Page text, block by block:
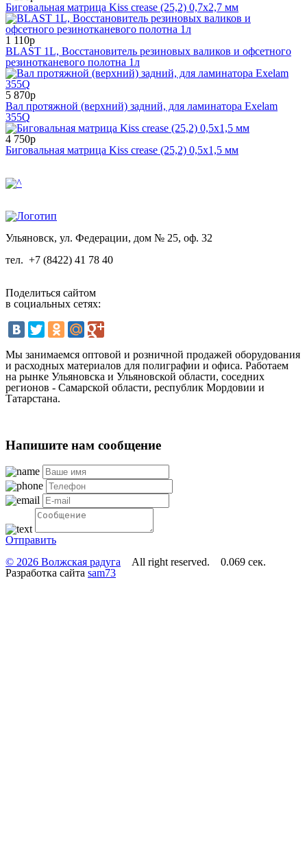
Биговальная матрица Kiss crease (25,2) 0,7х2,7 мм
1 110р
BLAST 1L, Восстановитель резиновых валиков и офсетного
резинотканевого полотна 1л
5 870р
Вал протяжной (верхний) задний, для ламинатора Exelam
355Q
4 750р
Биговальная матрица Kiss crease (25,2) 0,5х1,5 мм
Ульяновск, ул. Федерации, дом № 25, оф. 32
тел. +7 (8422) 41 78 40
Поделиться сайтом
в социальных сетях:
Мы занимаемся оптовой и розничной продажей оборудования
и расходных материалов для полиграфии и офиса. Работаем
на рынке Ульяновска и Ульяновской области, соседних
регионов - Самарской области, республик Мордовии и
Татарстана.
Напишите нам сообщение
Отправить
© 2026 Волжская радуга All right reserved. 0.069 сек.
Разработка сайта sam73